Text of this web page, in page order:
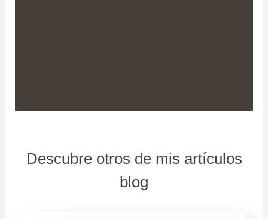
Descubre otros de mis artículos
blog